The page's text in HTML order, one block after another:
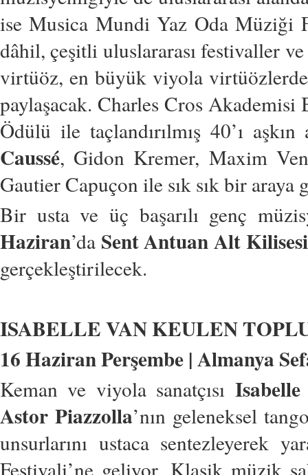
ise Musica Mundi Yaz Oda Müziği
dâhil, çeşitli uluslararası festivaller
virtüöz, en büyük viyola
paylaşacak. Charles Cros
Ödülü ile taçlandırılmış 40’ı
Caussé, Gidon Kremer, Maxim
Gautier Capuçon ile sık sık bir araya
Bir usta ve üç başarılı genç
Haziran’da Sent Antuan Alt Kilisesi
gerçekleştirilecek.
ISABELLE VAN KEULEN
16 Haziran Perşembe | Almanya
Keman ve viyola sanatçısı
Astor Piazzolla’nın geleneksel
unsurlarını ustaca sentezleyerek
Festivali’ne geliyor. Klasik müzik